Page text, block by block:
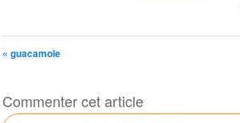
« guacamole
Commenter cet article